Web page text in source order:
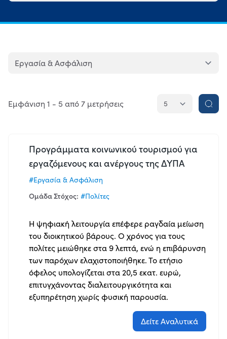
Θεσμικός
Ανάθεσης
Έτος
μέτρησης
Κατάσταση
Ολοκληρώθηκε
Σε
εξέλιξη
Εμφάνιση 1 - 5 από 7 μετρήσεις
Προγράμματα κοινωνικού τουρισμού για
εργαζόμενους και ανέργους της ΔΥΠΑ
#Εργασία & Ασφάλιση
Ομάδα Στόχος: #Πολίτες
Η ψηφιακή λειτουργία επέφερε ραγδαία μείωση
του διοικητικού βάρους. Ο χρόνος για τους
πολίτες μειώθηκε στα 9 λεπτά, ενώ η επιβάρυνση
των παρόχων ελαχιστοποιήθηκε. Το ετήσιο
όφελος υπολογίζεται στα 20,5 εκατ. ευρώ,
επιτυγχάνοντας διαλειτουργικότητα και
εξυπηρέτηση χωρίς φυσική παρουσία.
Δείτε Αναλυτικά